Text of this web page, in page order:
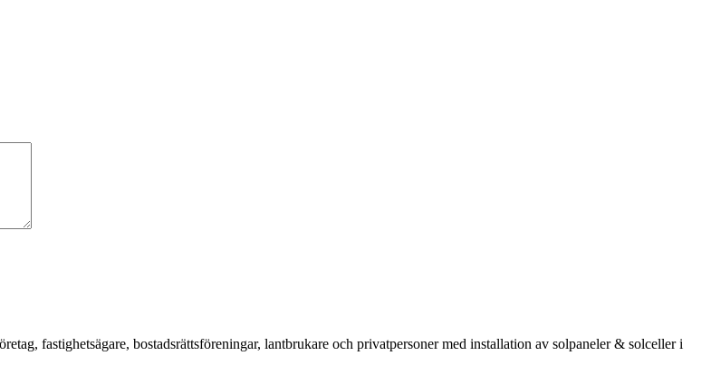
fastighetsägare, bostadsrättsföreningar, lantbrukare och privatpersoner med installation av solpaneler & solceller i